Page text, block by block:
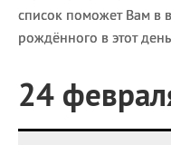
список поможет Вам в
рождённого в этот
24